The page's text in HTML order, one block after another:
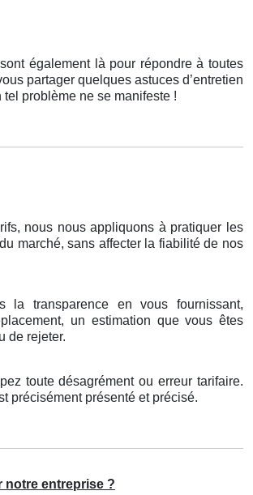
également là pour répondre à toutes
partager quelques astuces d’entretien
tel problème ne se manifeste !
nous nous appliquons à pratiquer les
marché, sans affecter la fiabilité de nos
la transparence en vous fournissant,
un estimation que vous êtes
de rejeter.
toute désagrément ou erreur tarifaire.
précisément présenté et précisé.
notre entreprise ?